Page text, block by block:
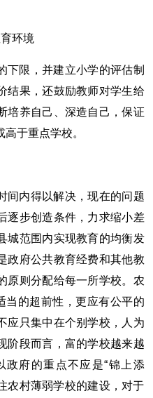
环境
下限，并建立小学的评估制
结果，还鼓励教师对学生给
培养自己、深造自己，保证
于重点学校。
间内得以解决，现在的问题
逐步创造条件，力求缩小差
城范围内实现教育的均衡发
政府公共教育经费和其他教
原则分配给每一所学校。农
当的超前性，更应有公平的
应只集中在个别学校，人为
阶段而言，富的学校越来越
政府的重点不应是“锦上添
农村薄弱学校的建设，对于